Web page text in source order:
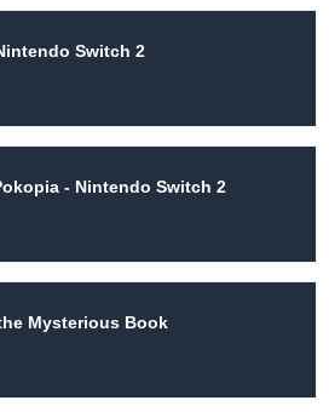
Switch 2
- Nintendo Switch 2
Mysterious Book